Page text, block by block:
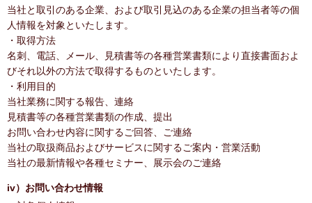
当社と取引のある企業、および取引見込のある企業の担当者等の個
人情報を対象といたします。
・取得方法
名刺、電話、メール、見積書等の各種営業書類により直接書面およ
びそれ以外の方法で取得するものといたします。
・利用目的
当社業務に関する報告、連絡
見積書等の各種営業書類の作成、提出
お問い合わせ内容に関するご回答、ご連絡
当社の取扱商品およびサービスに関するご案内・営業活動
当社の最新情報や各種セミナー、展示会のご連絡
iv）お問い合わせ情報